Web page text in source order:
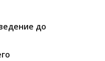
до